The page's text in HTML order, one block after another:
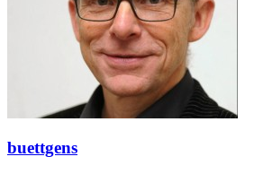
buettgens